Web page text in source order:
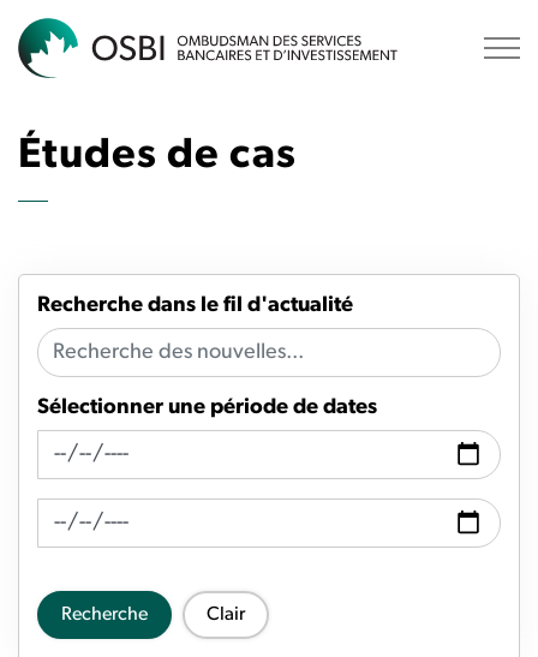
Études de cas
Recherche dans le fil d'actualité
Sélectionner une période de dates
Recherche de fil d'actualité Date de
Recherche de flux d'actualités Date à
Recherche Clair